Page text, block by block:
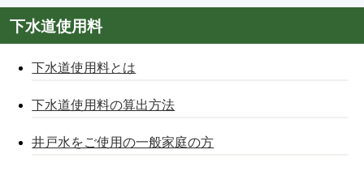
下水道使用料
下水道使用料とは
下水道使用料の算出方法
井戸水をご使用の一般家庭の方